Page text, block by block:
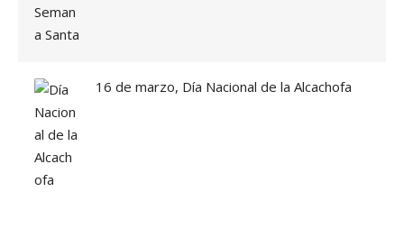
16 de marzo, Día Nacional de la Alcachofa